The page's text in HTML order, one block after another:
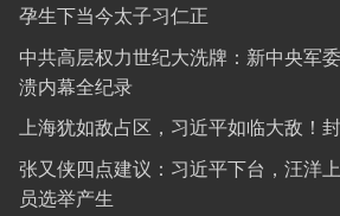
孕生下当今太子习仁正
中共高层权力世纪大洗牌：新中央军
溃内幕全纪录
上海犹如敌占区，习近平如临大敌！
张又侠四点建议：习近平下台，汪洋
员选举产生